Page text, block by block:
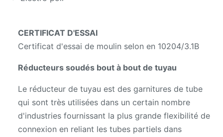
CERTIFICAT D'ESSAI
Certificat d'essai de moulin selon en 10204/3.1B
Réducteurs soudés bout à bout de tuyau
Le réducteur de tuyau est des garnitures de tube
qui sont très utilisées dans un certain nombre
d'industries fournissant la plus grande flexibilité de
connexion en reliant les tubes partiels dans